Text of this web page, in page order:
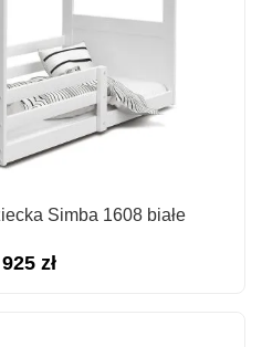
Simba 1608 białe
925 zł